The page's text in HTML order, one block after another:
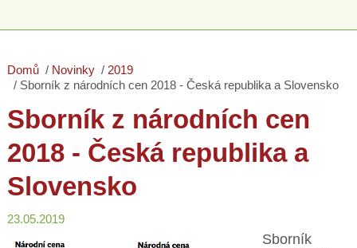
Domů Novinky
2019
Sborník z národních cen 2018 - Česká republika a Slovensko
Sborník z národních cen
2018 - Česká republika a
Slovensko
23.05.2019
Sborník